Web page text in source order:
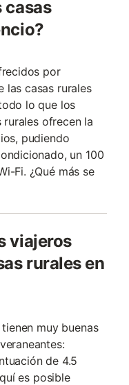
casas
por
las casas rurales
lo que los
rurales ofrecen la
pudiendo
un 100
Fi. ¿Qué más se
viajeros
rurales en
muy buenas
de 4.5
es posible